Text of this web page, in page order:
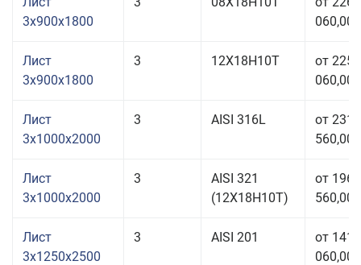
3x900x1800
060,00
Лист
3x900x1800
3 12Х18Н10Т
от 225
060,00
Лист
3x1000x2000
3 AISI 316L
от 231
560,00
Лист
3x1000x2000
3
AISI 321
(12Х18Н10Т)
от 196
560,00
Лист
3x1250x2500
3 AISI 201
от 141
060,00